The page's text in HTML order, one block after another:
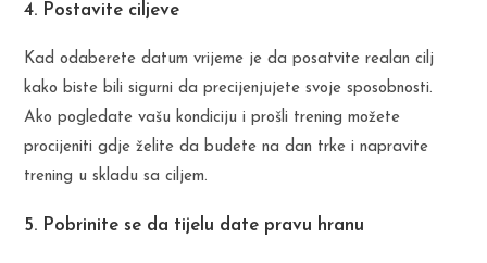
4. Postavite ciljeve
Kad odaberete datum vrijeme je da posatvite realan cilj
kako biste bili sigurni da precijenjujete svoje sposobnosti.
Ako pogledate vašu kondiciju i prošli trening možete
procijeniti gdje želite da budete na dan trke i napravite
trening u skladu sa ciljem.
5. Pobrinite se da tijelu date pravu hranu